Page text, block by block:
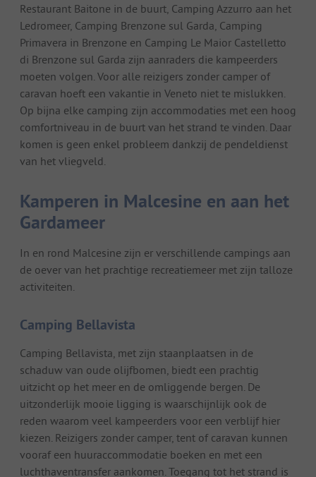
Restaurant Baitone in de buurt, Camping Azzurro aan het
Ledromeer, Camping Brenzone sul Garda, Camping
Primavera in Brenzone en Camping Le Maior Castelletto
di Brenzone sul Garda zijn aanraders die kampeerders
moeten volgen. Voor alle reizigers zonder camper of
caravan hoeft een vakantie in Veneto niet te mislukken.
Op bijna elke camping zijn accommodaties met een hoog
comfortniveau in de buurt van het strand te vinden. Daar
komen is geen enkel probleem dankzij de pendeldienst
van het vliegveld.
Kamperen in Malcesine en aan het
Gardameer
In en rond Malcesine zijn er verschillende campings aan
de oever van het prachtige recreatiemeer met zijn talloze
activiteiten.
Camping Bellavista
Camping Bellavista, met zijn staanplaatsen in de
schaduw van oude olijfbomen, biedt een prachtig
uitzicht op het meer en de omliggende bergen. De
uitzonderlijk mooie ligging is waarschijnlijk ook de
reden waarom veel kampeerders voor een verblijf hier
kiezen. Reizigers zonder camper, tent of caravan kunnen
vooraf een huuraccommodatie boeken en met een
luchthaventransfer aankomen. Toegang tot het strand is